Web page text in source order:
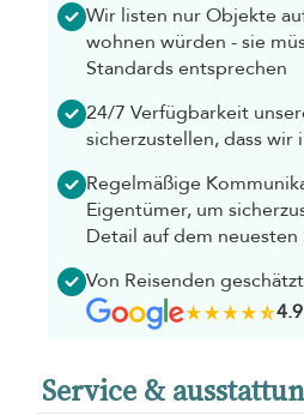
Wir listen nur Objekte
wohnen würden - sie
Standards entsprechen
24/7 Verfügbarkeit
sicherzustellen, dass wir
Regelmäßige
Eigentümer, um
Detail auf dem neuesten
Von Reisenden geschätzt
4.9
Service &